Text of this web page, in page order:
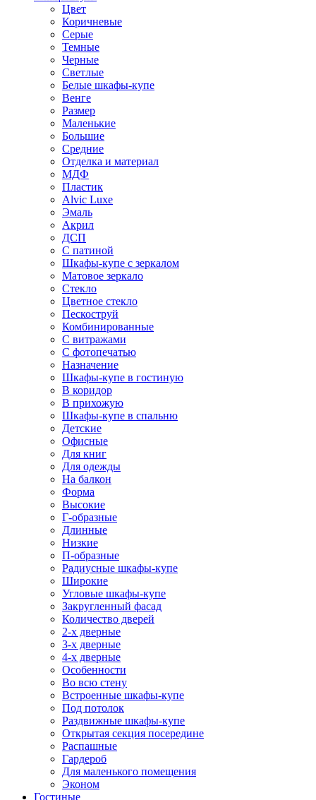
Цвет
Коричневые
Серые
Темные
Черные
Светлые
Белые шкафы-купе
Венге
Размер
Маленькие
Большие
Средние
Отделка и материал
МДФ
Пластик
Alvic Luxe
Эмаль
Акрил
ДСП
С патиной
Шкафы-купе с зеркалом
Матовое зеркало
Стекло
Цветное стекло
Пескоструй
Комбинированные
С витражами
С фотопечатью
Назначение
Шкафы-купе в гостиную
В коридор
В прихожую
Шкафы-купе в спальню
Детские
Офисные
Для книг
Для одежды
На балкон
Форма
Высокие
Г-образные
Длинные
Низкие
П-образные
Радиусные шкафы-купе
Широкие
Угловые шкафы-купе
Закругленный фасад
Количество дверей
2-х дверные
3-х дверные
4-х дверные
Особенности
Во всю стену
Встроенные шкафы-купе
Под потолок
Раздвижные шкафы-купе
Открытая секция посередине
Распашные
Гардероб
Для маленького помещения
Эконом
Гостиные